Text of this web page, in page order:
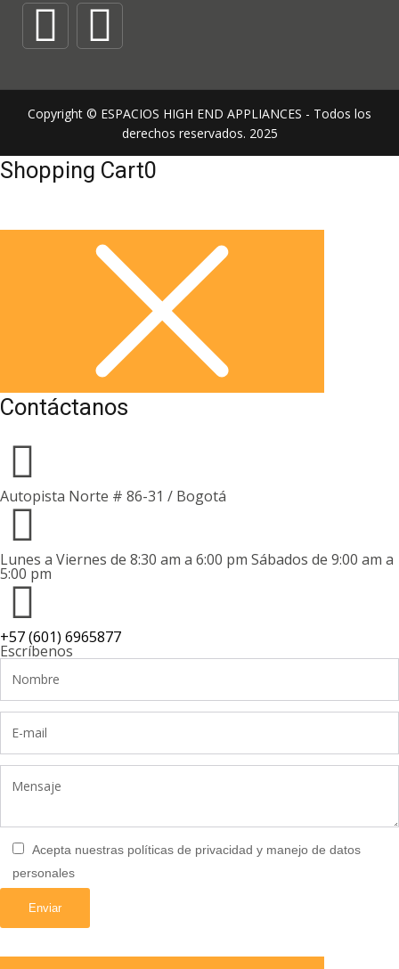
Copyright © ESPACIOS HIGH END APPLIANCES - Todos los
derechos reservados. 2025
Shopping Cart0
Contáctanos
Autopista Norte # 86-31 / Bogotá
Lunes a Viernes de 8:30 am a 6:00 pm Sábados de 9:00 am a
5:00 pm
+57 (601) 6965877
Escríbenos
Acepta nuestras políticas de privacidad y manejo de datos
personales